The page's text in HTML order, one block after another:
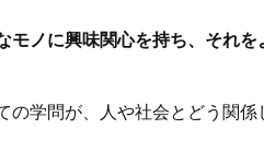
モノに興味関心を持ち、それ
学問が、人や社会とどう関